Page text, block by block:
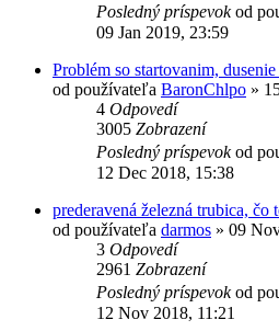
Posledný príspevokod
09 Jan 2019, 23:59
Problém so startovanim,
od používateľa BaronChlpo »
4 Odpovedí
3005 Zobrazení
Posledný príspevokod
12 Dec 2018, 15:38
prederavená železná trubica, čo
od používateľa darmos » 09
3 Odpovedí
2961 Zobrazení
Posledný príspevokod
12 Nov 2018, 11:21